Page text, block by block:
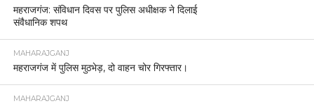
महराजगंज: संविधान दिवस पर पुलिस अधीक्षक ने दिलाई
संवैधानिक शपथ
MAHARAJGANJ
महराजगंज में पुलिस मुठभेड़, दो वाहन चोर गिरफ्तार।
MAHARAJGANJ